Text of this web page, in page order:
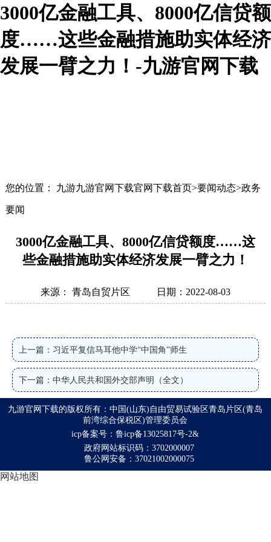
3000亿金融工具、8000亿信贷额
度……这些金融措施助实体经济
发展一臂之力！-九游官网下载
您的位置： 九游九游官网下载官网下载首页>要闻动态>政务
要闻
3000亿金融工具、8000亿信贷额度……这
些金融措施助实体经济发展一臂之力！
来源： 青岛自贸片区 日期：2022-08-03
上一篇：习近平复信马耳他中学“中国角”师生
下一篇：中华人民共和国外交部声明（全文）
九游官网下载的版权所有：中国(山东)自由贸易试验区青岛片区(青岛
前湾综合保税区)管理委员会
icp备案号：鲁icp备13025817号-2&
政府网站标识码：3702000007
鲁公网安备：37021002000075
网站地图